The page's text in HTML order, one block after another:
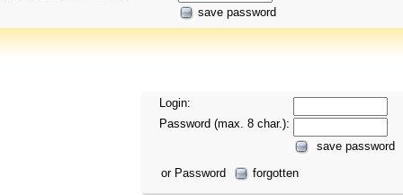
save password
Login:
Password (max. 8 char.):
save password
or Password
forgotten